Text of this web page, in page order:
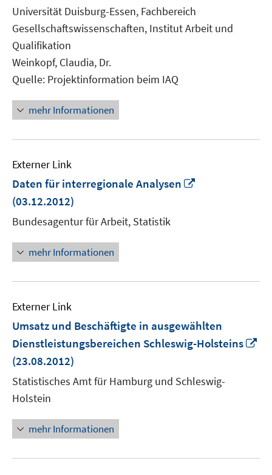
neuem
Fenster
öffnen
Universität Duisburg-Essen, Fachbereich
Gesellschaftswissenschaften, Institut Arbeit und
Qualifikation
Weinkopf, Claudia, Dr.
Quelle: Projektinformation beim IAQ
mehr Informationen
Externer Link
Daten für interregionale Analysen
(03.12.2012)
Bundesagentur für Arbeit, Statistik
mehr Informationen
Externer Link
Umsatz und Beschäftigte in ausgewählten
Dienstleistungsbereichen Schleswig-Holsteins
(23.08.2012)
Statistisches Amt für Hamburg und Schleswig-
Holstein
mehr Informationen